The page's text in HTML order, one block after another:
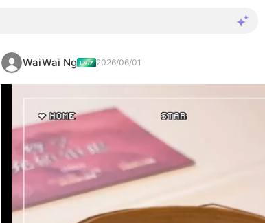
WaiWai Ng 2026/06/01